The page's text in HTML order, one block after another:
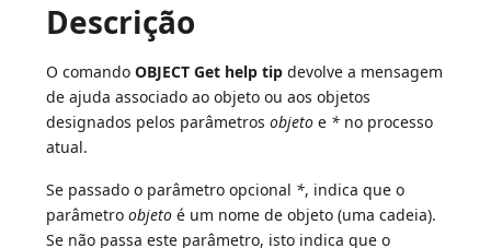
Descrição
O comandoOBJECT Get help tip devolve a mensagem
de ajuda associado ao objeto ou aos objetos
designados pelos parâmetrosobjeto e * no processo
atual.
Se passado o parâmetro opcional *, indica que o
parâmetroobjeto é um nome de objeto (uma cadeia).
Se não passa este parâmetro, isto indica que o